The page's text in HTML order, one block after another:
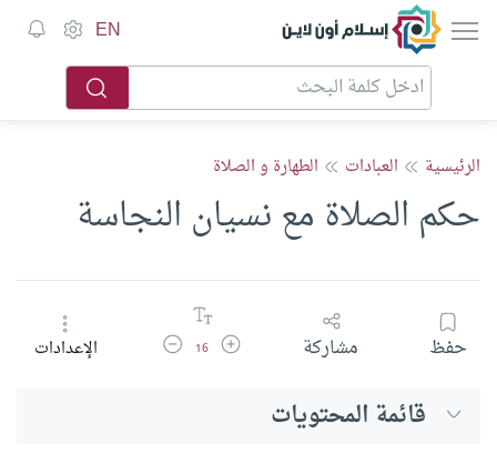
إسلام أون لاين EN
الرئيسية العبادات الطهارة و الصلاة
حكم الصلاة مع نسيان النجاسة
حفظ مشاركة زيادة حجم الخط
16 تقليل حجم الخطالإعدادات
قائمة المحتويات